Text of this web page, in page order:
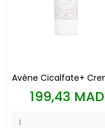
Avène Cicalfate+
Prix
199,43 MAD